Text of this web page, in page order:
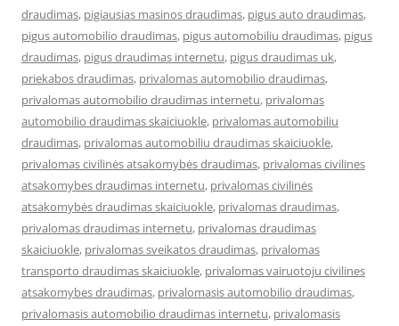
draudimas, pigiausias masinos draudimas, pigus auto draudimas,
pigus automobilio draudimas, pigus automobiliu draudimas, pigus
draudimas, pigus draudimas internetu, pigus draudimas uk,
priekabos draudimas, privalomas automobilio draudimas,
privalomas automobilio draudimas internetu, privalomas
automobilio draudimas skaiciuokle, privalomas automobiliu
draudimas, privalomas automobiliu draudimas skaiciuokle,
privalomas civilinės atsakomybės draudimas, privalomas civilines
atsakomybes draudimas internetu, privalomas civilinės
atsakomybės draudimas skaiciuokle, privalomas draudimas,
privalomas draudimas internetu, privalomas draudimas
skaiciuokle, privalomas sveikatos draudimas, privalomas
transporto draudimas skaiciuokle, privalomas vairuotoju civilines
atsakomybes draudimas, privalomasis automobilio draudimas,
privalomasis automobilio draudimas internetu, privalomasis